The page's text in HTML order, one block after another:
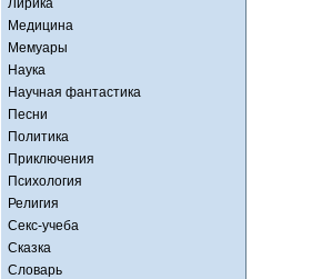
Лирика
Медицина
Мемуары
Наука
Научная фантастика
Песни
Политика
Приключения
Психология
Религия
Секс-учеба
Сказка
Словарь